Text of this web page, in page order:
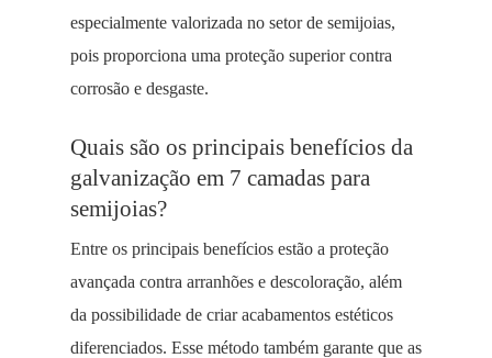
especialmente valorizada no setor de semijoias,
pois proporciona uma proteção superior contra
corrosão e desgaste.
Quais são os principais benefícios da
galvanização em 7 camadas para
semijoias?
Entre os principais benefícios estão a proteção
avançada contra arranhões e descoloração, além
da possibilidade de criar acabamentos estéticos
diferenciados. Esse método também garante que as